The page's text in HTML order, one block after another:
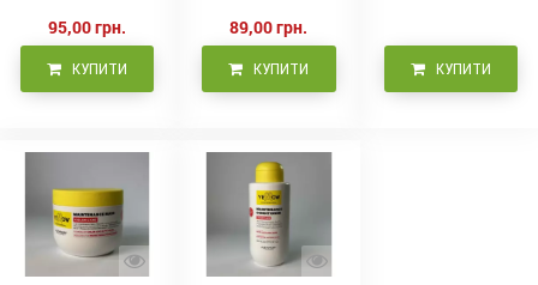
95,00 грн.
КУПИТИ
89,00 грн.
КУПИТИ КУПИТИ